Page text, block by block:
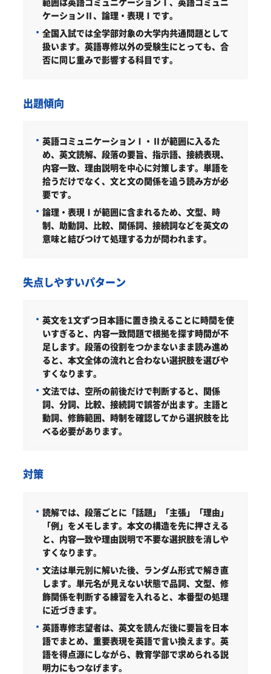
ケーションⅡ、論理・表現Ⅰです。
全国入試では全学部対象の大学内共通問題として
扱います。英語専修以外の受験生にとっても、合
否に同じ重みで影響する科目です。
出題傾向
英語コミュニケーションⅠ・Ⅱが範囲に入るた
め、英文読解、段落の要旨、指示語、接続表現、
内容一致、理由説明を中心に対策します。単語を
拾うだけでなく、文と文の関係を追う読み方が必
要です。
論理・表現Ⅰが範囲に含まれるため、文型、時
制、助動詞、比較、関係詞、接続詞などを英文の
意味と結びつけて処理する力が問われます。
失点しやすいパターン
英文を1文ずつ日本語に置き換えることに時間を使
いすぎると、内容一致問題で根拠を探す時間が不
足します。段落の役割をつかまないまま読み進め
ると、本文全体の流れと合わない選択肢を選びや
すくなります。
文法では、空所の前後だけで判断すると、関係
詞、分詞、比較、接続詞で誤答が出ます。主語と
動詞、修飾範囲、時制を確認してから選択肢を比
べる必要があります。
対策
読解では、段落ごとに「話題」「主張」「理由」
「例」をメモします。本文の構造を先に押さえる
と、内容一致や理由説明で不要な選択肢を消しや
すくなります。
文法は単元別に解いた後、ランダム形式で解き直
します。単元名が見えない状態で品詞、文型、修
飾関係を判断する練習を入れると、本番型の処理
に近づきます。
英語専修志望者は、英文を読んだ後に要旨を日本
語でまとめ、重要表現を英語で言い換えます。英
語を得点源にしながら、教育学部で求められる説
明力にもつなげます。